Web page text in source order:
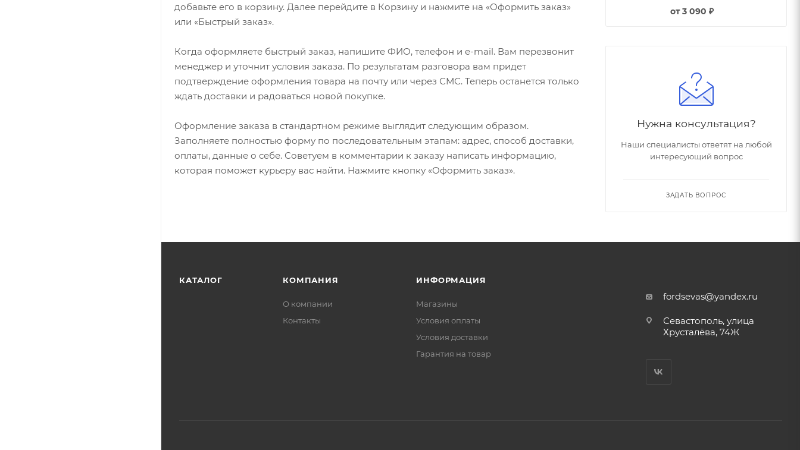
добавьте его в корзину. Далее перейдите в Корзину и нажмите на «Оформить заказ»
или «Быстрый заказ».
Когда оформляете быстрый заказ, напишите ФИО, телефон и e-mail. Вам перезвонит
менеджер и уточнит условия заказа. По результатам разговора вам придет
подтверждение оформления товара на почту или через СМС. Теперь останется только
ждать доставки и радоваться новой покупке.
Оформление заказа в стандартном режиме выглядит следующим образом.
Заполняете полностью форму по последовательным этапам: адрес, способ доставки,
оплаты, данные о себе. Советуем в комментарии к заказу написать информацию,
которая поможет курьеру вас найти. Нажмите кнопку «Оформить заказ».
от3 090 ₽
Нужна консультация?
Наши специалисты ответят на любой
интересующий вопрос
ЗАДАТЬ ВОПРОС
КАТАЛОГ КОМПАНИЯ
О компании
Контакты
ИНФОРМАЦИЯ
Магазины
Условия оплаты
Условия доставки
Гарантия на товар
fordsevas@yandex.ru
Севастополь, улица
Хрусталёва, 74Ж